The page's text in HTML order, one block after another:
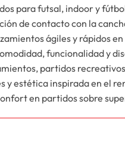
para futsal, indoor y
de contacto con la
ágiles y rápidos
funcionalidad y
partidos
y estética inspirada en el
en partidos sobre